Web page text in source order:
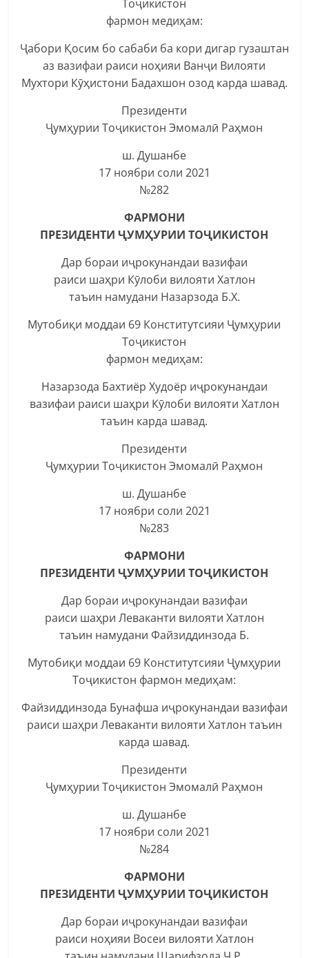
Тоҷикистон
фармон медиҳам:
Ҷабори Қосим бо сабаби ба кори дигар гузаштан
аз вазифаи раиси ноҳияи Ванҷи Вилояти
Мухтори Кӯҳистони Бадахшон озод карда шавад.
Президенти
Ҷумҳурии Тоҷикистон Эмомалӣ Раҳмон
ш. Душанбе
17 ноябри соли 2021
№282
ФАРМОНИ
ПРЕЗИДЕНТИ ҶУМҲУРИИ ТОҶИКИСТОН
Дар бораи иҷрокунандаи вазифаи
раиси шаҳри Кӯлоби вилояти Хатлон
таъин намудани Назарзода Б.Х.
Мутобиқи моддаи 69 Конститутсияи Ҷумҳурии
Тоҷикистон
фармон медиҳам:
Назарзода Бахтиёр Худоёр иҷрокунандаи
вазифаи раиси шаҳри Кӯлоби вилояти Хатлон
таъин карда шавад.
Президенти
Ҷумҳурии Тоҷикистон Эмомалӣ Раҳмон
ш. Душанбе
17 ноябри соли 2021
№283
ФАРМОНИ
ПРЕЗИДЕНТИ ҶУМҲУРИИ ТОҶИКИСТОН
Дар бораи иҷрокунандаи вазифаи
раиси шаҳри Леваканти вилояти Хатлон
таъин намудани Файзиддинзода Б.
Мутобиқи моддаи 69 Конститутсияи Ҷумҳурии
Тоҷикистон фармон медиҳам:
Файзиддинзода Бунафша иҷрокунандаи вазифаи
раиси шаҳри Леваканти вилояти Хатлон таъин
карда шавад.
Президенти
Ҷумҳурии Тоҷикистон Эмомалӣ Раҳмон
ш. Душанбе
17 ноябри соли 2021
№284
ФАРМОНИ
ПРЕЗИДЕНТИ ҶУМҲУРИИ ТОҶИКИСТОН
Дар бораи иҷрокунандаи вазифаи
раиси ноҳияи Восеи вилояти Хатлон